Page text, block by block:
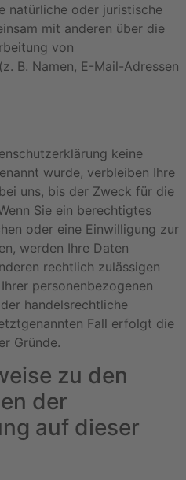
natürliche oder juristische
mit anderen über die
von
B. Namen, E-Mail-Adressen
keine
wurde, verbleiben Ihre
uns, bis der Zweck für die
Sie ein berechtigtes
oder eine Einwilligung zur
werden Ihre Daten
rechtlich zulässigen
personenbezogenen
handelsrechtliche
Fall erfolgt die
Gründe.
zu den
der
auf dieser